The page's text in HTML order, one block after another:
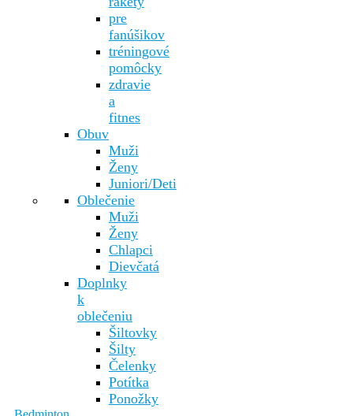
pre
fanúšikov
tréningové
pomôcky
zdravie
a
fitnes
Obuv
Muži
Ženy
Juniori/Deti
Oblečenie
Muži
Ženy
Chlapci
Dievčatá
Doplnky
k
oblečeniu
Šiltovky
Šilty
Čelenky
Potítka
Ponožky